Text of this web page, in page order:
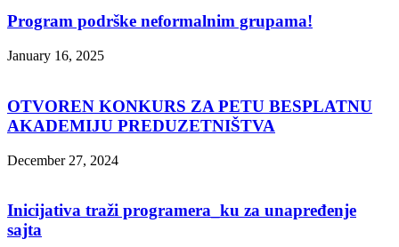
Program podrške neformalnim grupama!
January 16, 2025
OTVOREN KONKURS ZA PETU BESPLATNU
AKADEMIJU PREDUZETNIŠTVA
December 27, 2024
Inicijativa traži programera_ku za unapređenje
sajta